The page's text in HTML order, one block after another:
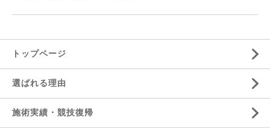
トップページ
選ばれる理由
施術実績・競技復帰